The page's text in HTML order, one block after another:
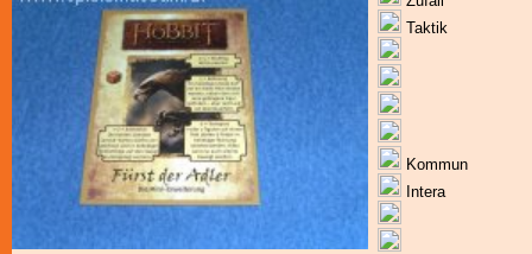
Taktik
Kommun
Intera